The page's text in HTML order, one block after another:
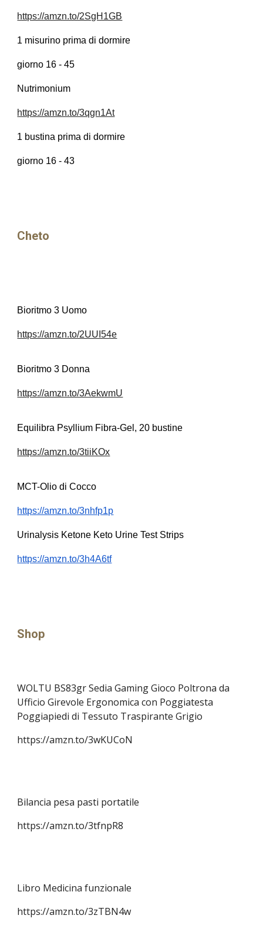
https://amzn.to/2SgH1GB
1 misurino prima di dormire
giorno 16 - 45
Nutrimonium
https://amzn.to/3qgn1At
1 bustina prima di dormire
giorno 16 - 43
Cheto
Bioritmo 3 Uomo
https://amzn.to/2UUI54e
Bioritmo 3 Donna
https://amzn.to/3AekwmU
Equilibra Psyllium Fibra-Gel, 20 bustine
https://amzn.to/3tiiKOx
MCT-Olio di Cocco
https://amzn.to/3nhfp1p
Urinalysis Ketone Keto Urine Test Strips
https://amzn.to/3h4A6tf
Shop
WOLTU BS83gr Sedia Gaming Gioco Poltrona da
Ufficio Girevole Ergonomica con Poggiatesta
Poggiapiedi di Tessuto Traspirante Grigio
https://amzn.to/3wKUCoN
Bilancia pesa pasti portatile
https://amzn.to/3tfnpR8
Libro Medicina funzionale
https://amzn.to/3zTBN4w